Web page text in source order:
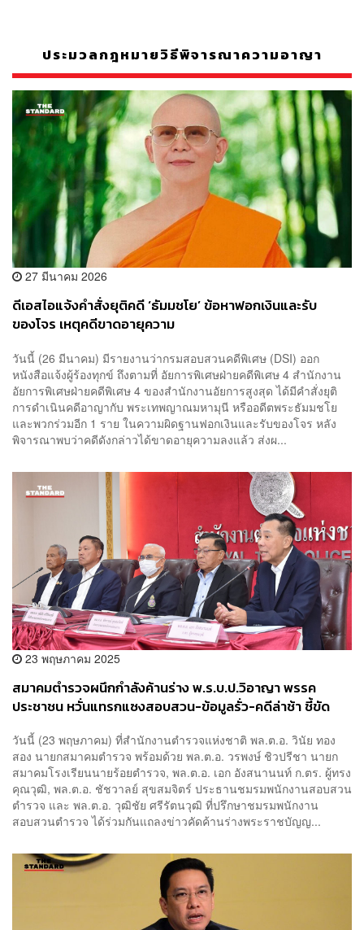
ประมวลกฎหมายวิธีพิจารณาความอาญา
27 มีนาคม 2026
ดีเอสไอแจ้งคำสั่งยุติคดี ‘ธัมมชโย’ ข้อหาฟอกเงินและรับ
ของโจร เหตุคดีขาดอายุความ
วันนี้ (26 มีนาคม) มีรายงานว่ากรมสอบสวนคดีพิเศษ (DSI) ออก
หนังสือแจ้งผู้ร้องทุกข์ ถึงตามที่ อัยการพิเศษฝ่ายคดีพิเศษ 4 สำนักงาน
อัยการพิเศษฝ่ายคดีพิเศษ 4 ของสำนักงานอัยการสูงสุด ได้มีคำสั่งยุติ
การดำเนินคดีอาญากับ พระเทพญาณมหามุนี หรืออดีตพระธัมมชโย
และพวกร่วมอีก 1 ราย ในความผิดฐานฟอกเงินและรับของโจร หลัง
พิจารณาพบว่าคดีดังกล่าวได้ขาดอายุความลงแล้ว ส่งผ...
23 พฤษภาคม 2025
สมาคมตำรวจผนึกกำลังค้านร่าง พ.ร.บ.ป.วิอาญา พรรค
ประชาชน หวั่นแทรกแซงสอบสวน-ข้อมูลรั่ว-คดีล่าช้า ชี้ขัด
วันนี้ (23 พฤษภาคม) ที่สำนักงานตำรวจแห่งชาติ พล.ต.อ. วินัย ทอง
สอง นายกสมาคมตำรวจ พร้อมด้วย พล.ต.อ. วรพงษ์ ชิวปรีชา นายก
สมาคมโรงเรียนนายร้อยตำรวจ, พล.ต.อ. เอก อังสนานนท์ ก.ตร. ผู้ทรง
คุณวุฒิ, พล.ต.อ. ชัชวาลย์ สุขสมจิตร์ ประธานชมรมพนักงานสอบสวน
ตำรวจ และ พล.ต.อ. วุฒิชัย ศรีรัตนวุฒิ ที่ปรึกษาชมรมพนักงาน
สอบสวนตำรวจ ได้ร่วมกันแถลงข่าวคัดค้านร่างพระราชบัญญ...